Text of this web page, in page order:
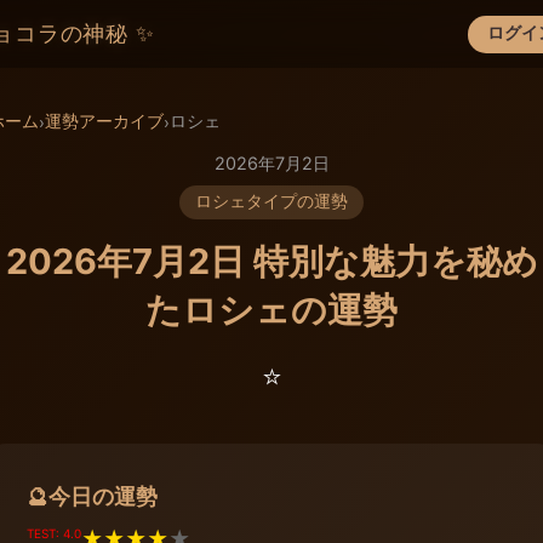
コラの神秘 ✨ ログイ
×
ーム›運勢アーカイブ›ロシェ
2026年7月2日
ロシェタイプの運勢
2026年7月2日 特別な魅力を秘め
たロシェの運勢
⭐️
🔮今日の運勢
TEST: 4.0